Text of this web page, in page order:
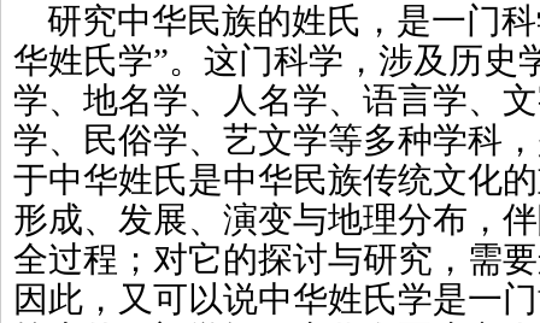
研究中华民族的姓氏，是一门
华姓氏学”。这门科学，涉及历史
学、地名学、人名学、语言学、
学、民俗学、艺文学等多种学科
于中华姓氏是中华民族传统文化
形成、发展、演变与地理分布，
全过程；对它的探讨与研究，需
因此，又可以说中华姓氏学是一